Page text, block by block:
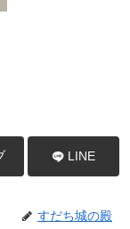
LINE
すだち城の殿